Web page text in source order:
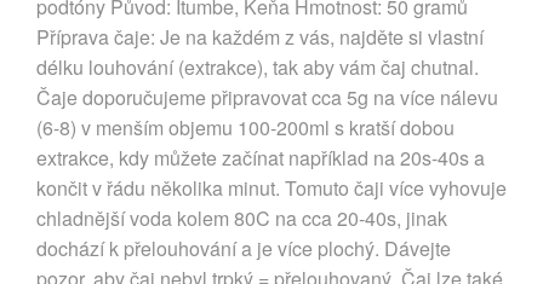
podtóny Původ: Itumbe, Keňa Hmotnost: 50 gramů
Příprava čaje: Je na každém z vás, najděte si vlastní
délku louhování (extrakce), tak aby vám čaj chutnal.
Čaje doporučujeme připravovat cca 5g na více nálevu
(6-8) v menším objemu 100-200ml s kratší dobou
extrakce, kdy můžete začínat například na 20s-40s a
končit v řádu několika minut. Tomuto čaji více vyhovuje
chladnější voda kolem 80C na cca 20-40s, jinak
dochází k přelouhování a je více plochý. Dávejte